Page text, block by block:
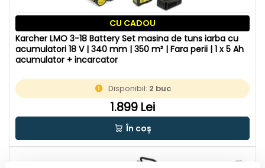
CU CADOU
Karcher LMO 3-18 Battery Set masina de tuns iarba cu
acumulatori 18 V | 340 mm | 350 m² | Fara perii | 1 x 5 Ah
acumulator + incarcator
Disponibil: 2 buc
1.899 Lei
În coș